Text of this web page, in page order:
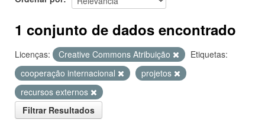
1 conjunto de dados encontrado
Licenças: Creative Commons Atribuição
Etiquetas:
cooperação internacional
projetos
recursos externos
Filtrar Resultados